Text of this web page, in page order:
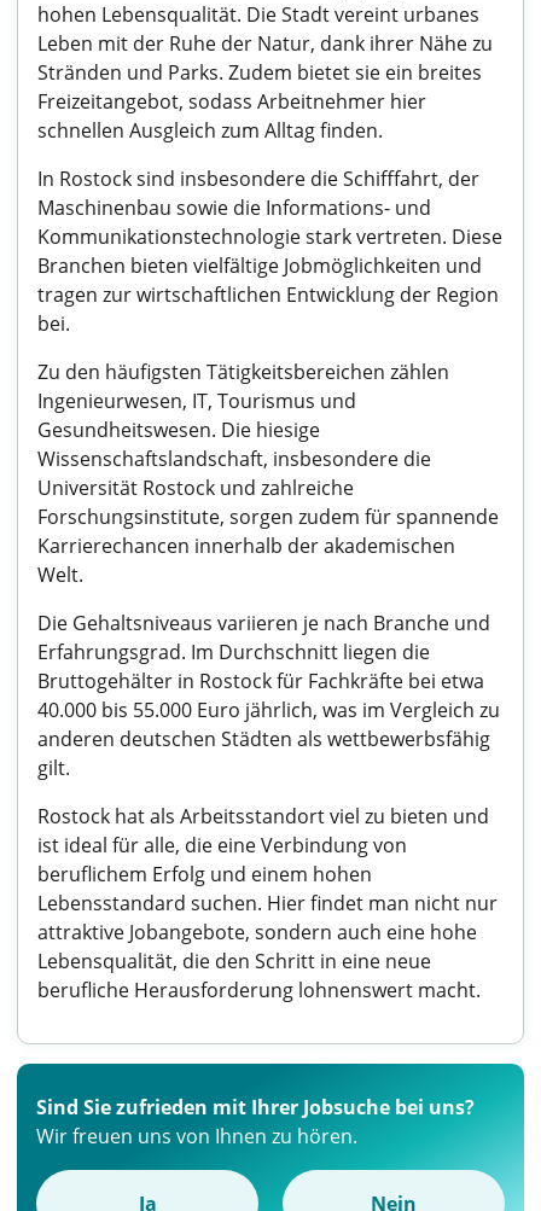
hohen Lebensqualität. Die Stadt vereint urbanes
Leben mit der Ruhe der Natur, dank ihrer Nähe zu
Stränden und Parks. Zudem bietet sie ein breites
Freizeitangebot, sodass Arbeitnehmer hier
schnellen Ausgleich zum Alltag finden.
In Rostock sind insbesondere die Schifffahrt, der
Maschinenbau sowie die Informations- und
Kommunikationstechnologie stark vertreten. Diese
Branchen bieten vielfältige Jobmöglichkeiten und
tragen zur wirtschaftlichen Entwicklung der Region
bei.
Zu den häufigsten Tätigkeitsbereichen zählen
Ingenieurwesen, IT, Tourismus und
Gesundheitswesen. Die hiesige
Wissenschaftslandschaft, insbesondere die
Universität Rostock und zahlreiche
Forschungsinstitute, sorgen zudem für spannende
Karrierechancen innerhalb der akademischen
Welt.
Die Gehaltsniveaus variieren je nach Branche und
Erfahrungsgrad. Im Durchschnitt liegen die
Bruttogehälter in Rostock für Fachkräfte bei etwa
40.000 bis 55.000 Euro jährlich, was im Vergleich zu
anderen deutschen Städten als wettbewerbsfähig
gilt.
Rostock hat als Arbeitsstandort viel zu bieten und
ist ideal für alle, die eine Verbindung von
beruflichem Erfolg und einem hohen
Lebensstandard suchen. Hier findet man nicht nur
attraktive Jobangebote, sondern auch eine hohe
Lebensqualität, die den Schritt in eine neue
berufliche Herausforderung lohnenswert macht.
Sind Sie zufrieden mit Ihrer Jobsuche bei uns?
Wir freuen uns von Ihnen zu hören.
Ja Nein